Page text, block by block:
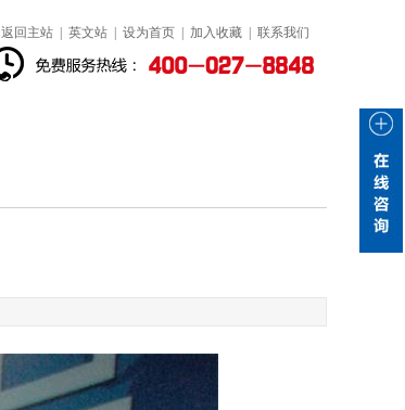
返回主站 英文站 设为首页 加入收藏 联系我们